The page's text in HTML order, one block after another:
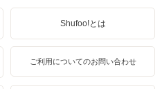
Shufoo!とは
ご利用についてのお問い合わせ